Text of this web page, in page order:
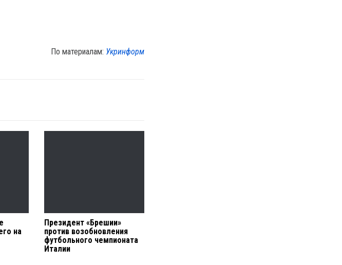
По материалам: Укринформ
на
Президент «Брешии»
против возобновления
футбольного чемпионата
Италии